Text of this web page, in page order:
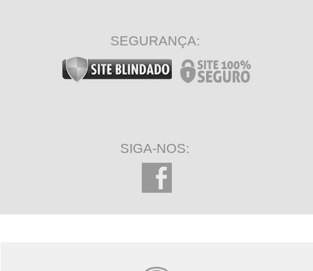
SEGURANÇA:
SIGA-NOS: